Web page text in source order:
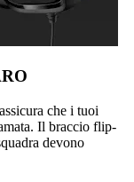
che i tuoi
Il braccio flip-
devono